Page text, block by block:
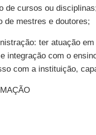
de cursos ou
de mestres e doutores;
ter atuação
integração com o
com a instituição,